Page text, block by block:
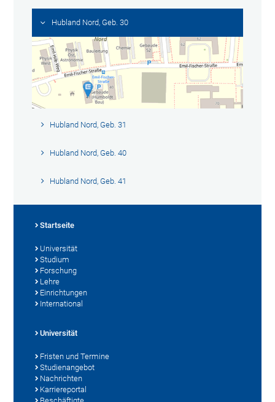
Hubland Nord, Geb. 30
Hubland Nord, Geb. 31
Hubland Nord, Geb. 40
Hubland Nord, Geb. 41
Startseite
Universität
Studium
Forschung
Lehre
Einrichtungen
International
Universität
Fristen und Termine
Studienangebot
Nachrichten
Karriereportal